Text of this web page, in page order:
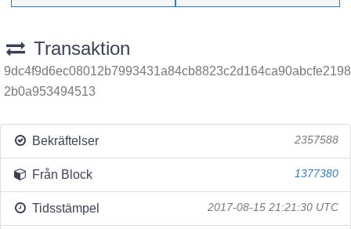
Transaktion
9dc4f9d6ec08012b7993431a84cb8823c2d164ca90abcfe2198
2b0a953494513
Bekräftelser 2357588
Från Block 1377380
Tidsstämpel 2017-08-15 21:21:30 UTC